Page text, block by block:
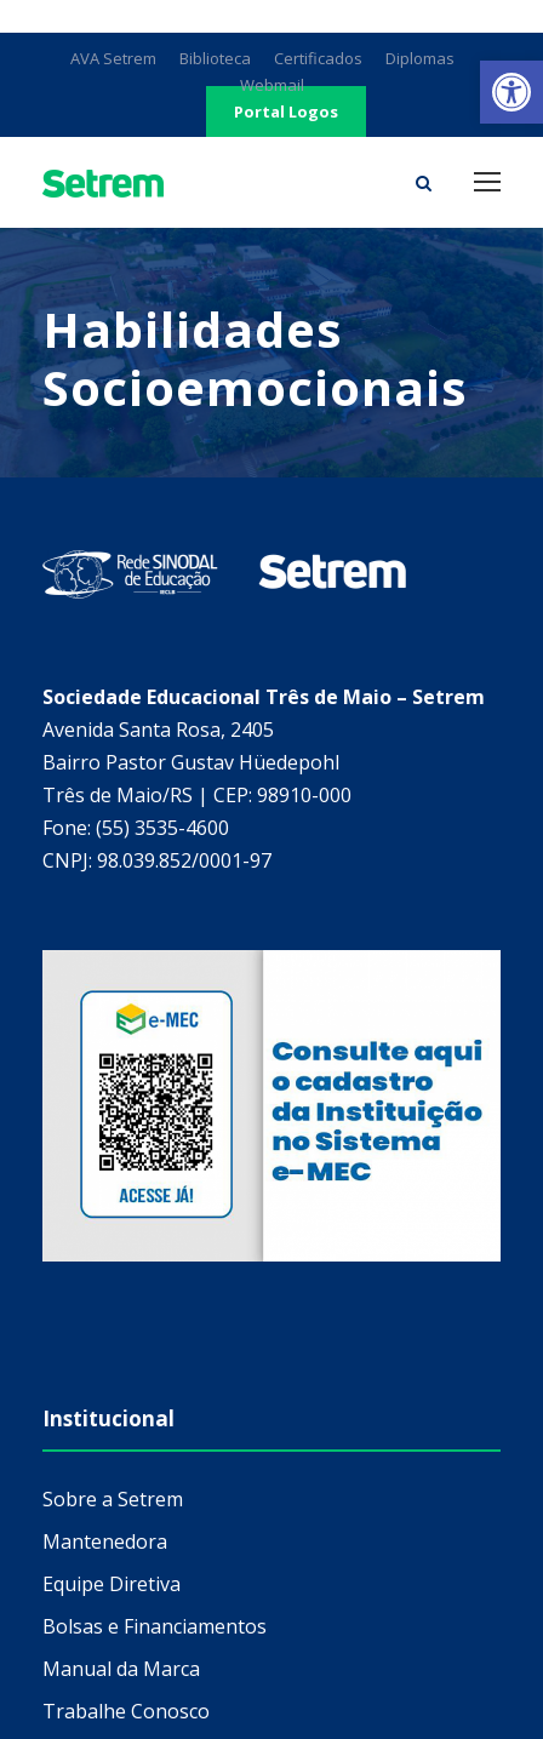
AVA Setrem Biblioteca Certificados
Diplomas
Webmail
Portal Logos
Habilidades
Socioemocionais
Sociedade Educacional Três de Maio – Setrem
Avenida Santa Rosa, 2405
Bairro Pastor Gustav Hüedepohl
Três de Maio/RS | CEP: 98910-000
Fone: (55) 3535-4600
CNPJ: 98.039.852/0001-97
Institucional
Sobre a Setrem
Mantenedora
Equipe Diretiva
Bolsas e Financiamentos
Manual da Marca
Trabalhe Conosco